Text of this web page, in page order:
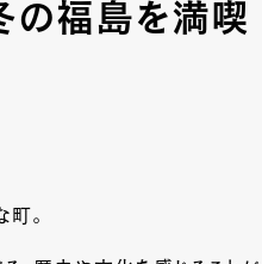
の福島を満喫
。